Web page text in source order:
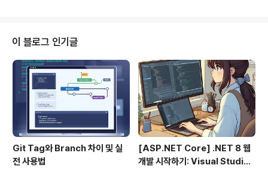
이 블로그 인기글
Git Tag와 Branch 차이 및 실
전 사용법
[ASP.NET Core] .NET 8 웹
개발 시작하기: Visual Studio